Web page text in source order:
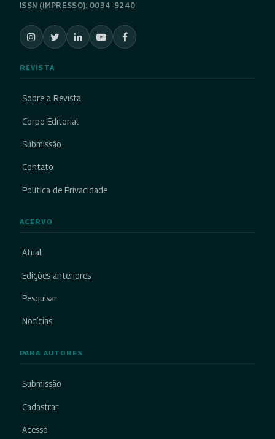
ISSN (IMPRESSO): 0034-9240
REVISTA
Sobre a Revista
Corpo Editorial
Submissão
Contato
Política de Privacidade
ACERVO
Atual
Edições anteriores
Pesquisar
Notícias
PARA AUTORES
Submissão
Cadastrar
Acesso